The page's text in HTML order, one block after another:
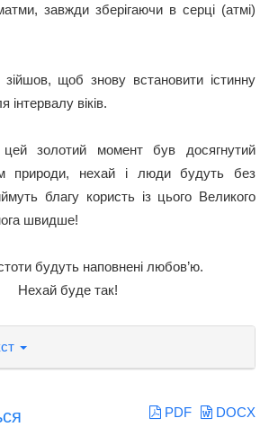
завжди зберігаючи в серці (атмі)
щоб знову встановити істинну
інтервалу віків.
золотий момент був досягнутий
природи, нехай і люди будуть без
благу користь із цього Великого
швидше!
будуть наповнені любов’ю.
Нехай буде так!
DOCX
PDF